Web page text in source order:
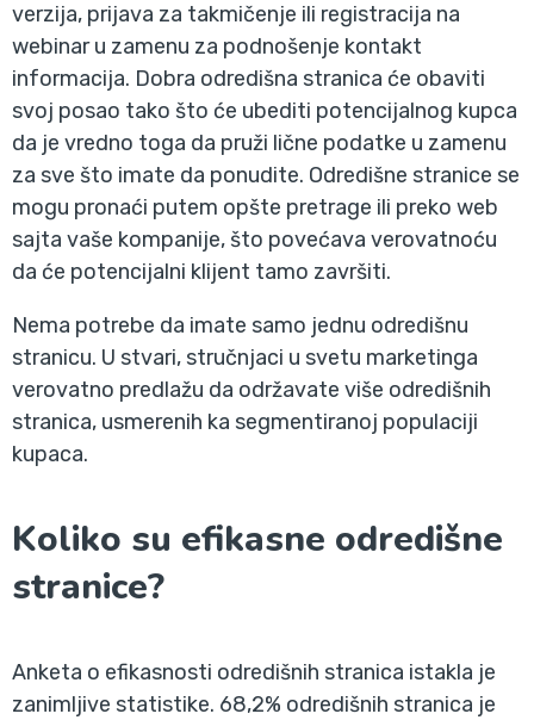
verzija, prijava za takmičenje ili registracija na
webinar u zamenu za podnošenje kontakt
informacija. Dobra odredišna stranica će obaviti
svoj posao tako što će ubediti potencijalnog kupca
da je vredno toga da pruži lične podatke u zamenu
za sve što imate da ponudite. Odredišne stranice se
mogu pronaći putem opšte pretrage ili preko web
sajta vaše kompanije, što povećava verovatnoću
da će potencijalni klijent tamo završiti.
Nema potrebe da imate samo jednu odredišnu
stranicu. U stvari, stručnjaci u svetu marketinga
verovatno predlažu da održavate više odredišnih
stranica, usmerenih ka segmentiranoj populaciji
kupaca.
Koliko su efikasne odredišne
stranice?
Anketa o efikasnosti odredišnih stranica istakla je
zanimljive statistike. 68,2% odredišnih stranica je